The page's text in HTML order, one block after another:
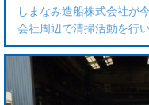
しまなみ造船株式会社が
会社周辺で清掃活動を行